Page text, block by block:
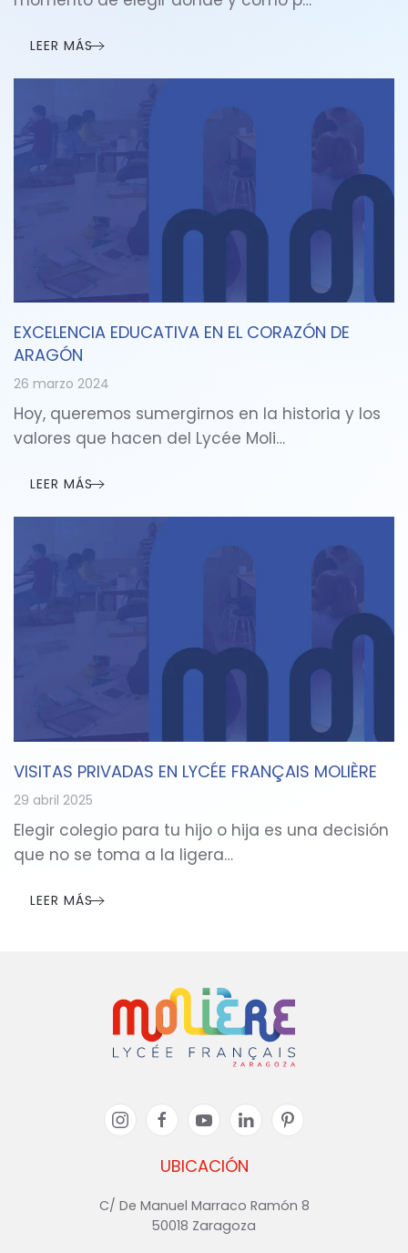
LEER MÁS
EXCELENCIA EDUCATIVA EN EL CORAZÓN DE
ARAGÓN
26 marzo 2024
Hoy, queremos sumergirnos en la historia y los
valores que hacen del Lycée Moli…
LEER MÁS
VISITAS PRIVADAS EN LYCÉE FRANÇAIS MOLIÈRE
29 abril 2025
Elegir colegio para tu hijo o hija es una decisión
que no se toma a la ligera…
LEER MÁS
UBICACIÓN
C/ De Manuel Marraco Ramón 8
50018 Zaragoza